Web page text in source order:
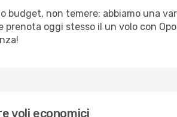
budget, non temere: abbiamo una
prenota oggi stesso il un volo con
voli economici